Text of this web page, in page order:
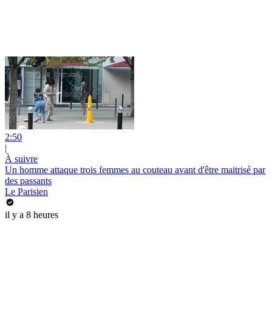
2:50
|
À suivre
Un homme attaque trois femmes au couteau avant d'être maitrisé par
des passants
Le Parisien
il y a 8 heures